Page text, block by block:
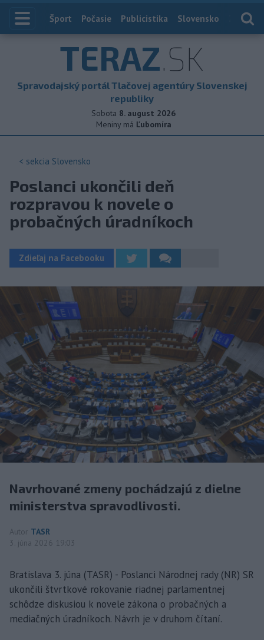
Index
Šport Počasie Publicistika Slovensko
TERAZ.SK
Spravodajský portál Tlačovej agentúry Slovenskej
republiky
Sobota 8. august 2026
Meniny má Ľubomíra
< sekcia Slovensko
Poslanci ukončili deň
rozpravou k novele o
probačných úradníkoch
Zdieľaj na Facebooku
Navrhované zmeny pochádzajú z dielne
ministerstva spravodlivosti.
Autor TASR
3. júna 2026 19:03
Bratislava 3. júna (TASR) - Poslanci Národnej rady (NR) SR
ukončili štvrtkové rokovanie riadnej parlamentnej
schôdze diskusiou k novele zákona o probačných a
mediačných úradníkoch. Návrh je v druhom čítaní.